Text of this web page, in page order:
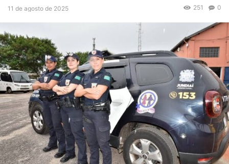
11 de agosto de 2025 0
251